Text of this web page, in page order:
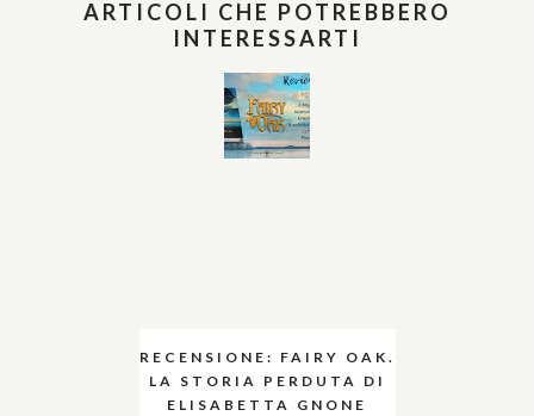
ARTICOLI CHE POTREBBERO
INTERESSARTI
RECENSIONE: FAIRY OAK.
LA STORIA PERDUTA DI
ELISABETTA GNONE